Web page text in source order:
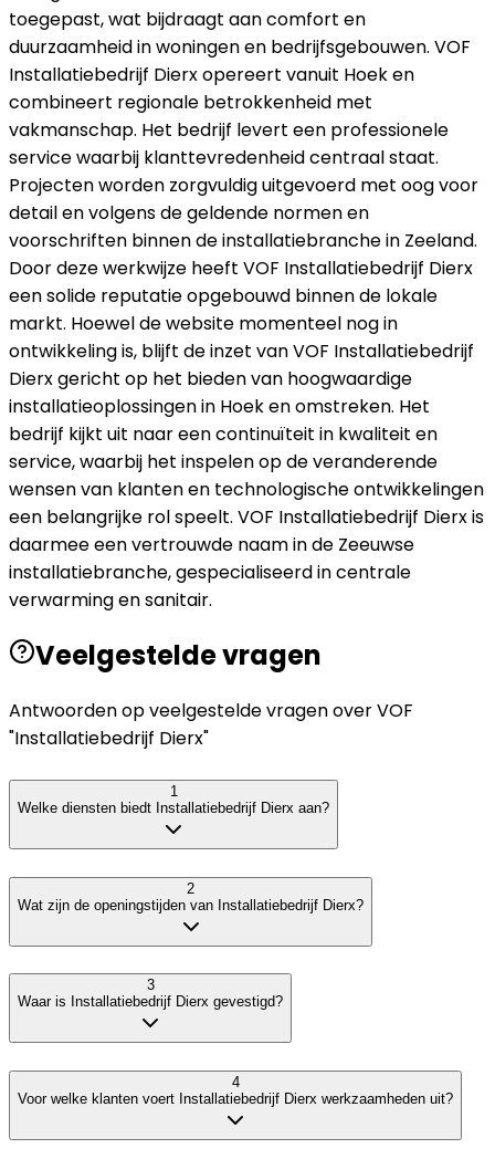
toegepast, wat bijdraagt aan comfort en
duurzaamheid in woningen en bedrijfsgebouwen. VOF
Installatiebedrijf Dierx opereert vanuit Hoek en
combineert regionale betrokkenheid met
vakmanschap. Het bedrijf levert een professionele
service waarbij klanttevredenheid centraal staat.
Projecten worden zorgvuldig uitgevoerd met oog voor
detail en volgens de geldende normen en
voorschriften binnen de installatiebranche in Zeeland.
Door deze werkwijze heeft VOF Installatiebedrijf Dierx
een solide reputatie opgebouwd binnen de lokale
markt. Hoewel de website momenteel nog in
ontwikkeling is, blijft de inzet van VOF Installatiebedrijf
Dierx gericht op het bieden van hoogwaardige
installatieoplossingen in Hoek en omstreken. Het
bedrijf kijkt uit naar een continuïteit in kwaliteit en
service, waarbij het inspelen op de veranderende
wensen van klanten en technologische ontwikkelingen
een belangrijke rol speelt. VOF Installatiebedrijf Dierx is
daarmee een vertrouwde naam in de Zeeuwse
installatiebranche, gespecialiseerd in centrale
verwarming en sanitair.
Veelgestelde vragen
Antwoorden op veelgestelde vragen overVOF
"Installatiebedrijf Dierx"
1
Welke diensten biedt Installatiebedrijf Dierx aan?
2
Wat zijn de openingstijden van Installatiebedrijf Dierx?
3
Waar is Installatiebedrijf Dierx gevestigd?
4
Voor welke klanten voert Installatiebedrijf Dierx werkzaamheden uit?